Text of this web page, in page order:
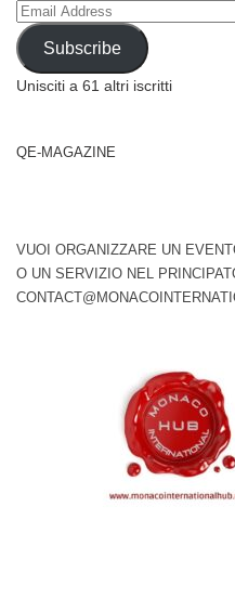
Email
Address
Subscribe
Unisciti a 61 altri iscritti
QE-MAGAZINE
VUOI ORGANIZZARE UN
O UN SERVIZIO NEL